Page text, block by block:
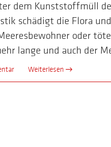
dem Kunststoffmüll
schädigt die Flora
oder
lange und auch der
Weiterlesen →